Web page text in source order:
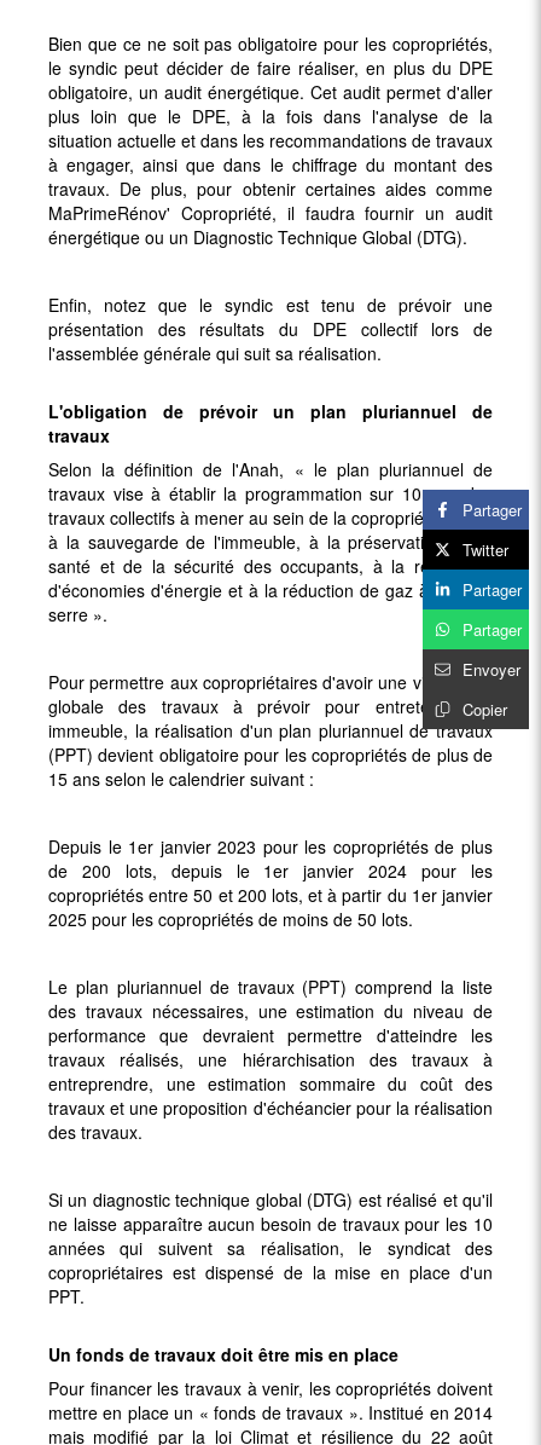
Bien que ce ne soit pas obligatoire pour les copropriétés,
le syndic peut décider de faire réaliser, en plus du DPE
obligatoire, un audit énergétique. Cet audit permet d'aller
plus loin que le DPE, à la fois dans l'analyse de la
situation actuelle et dans les recommandations de travaux
à engager, ainsi que dans le chiffrage du montant des
travaux. De plus, pour obtenir certaines aides comme
MaPrimeRénov' Copropriété, il faudra fournir un audit
énergétique ou un Diagnostic Technique Global (DTG).
Enfin, notez que le syndic est tenu de prévoir une
présentation des résultats du DPE collectif lors de
l'assemblée générale qui suit sa réalisation.
L'obligation de prévoir un plan pluriannuel de
travaux
Selon la définition de l'Anah, « le plan pluriannuel de
travaux vise à établir la programmation sur 10 ans des
travaux collectifs à mener au sein de la copropriété, visant
à la sauvegarde de l'immeuble, à la préservation de la
santé et de la sécurité des occupants, à la réalisation
d'économies d'énergie et à la réduction de gaz à effet de
serre ».
Pour permettre aux copropriétaires d'avoir une vision plus
globale des travaux à prévoir pour entretenir leur
immeuble, la réalisation d'un plan pluriannuel de travaux
(PPT) devient obligatoire pour les copropriétés de plus de
15 ans selon le calendrier suivant :
Depuis le 1er janvier 2023 pour les copropriétés de plus
de 200 lots, depuis le 1er janvier 2024 pour les
copropriétés entre 50 et 200 lots, et à partir du 1er janvier
2025 pour les copropriétés de moins de 50 lots.
Le plan pluriannuel de travaux (PPT) comprend la liste
des travaux nécessaires, une estimation du niveau de
performance que devraient permettre d'atteindre les
travaux réalisés, une hiérarchisation des travaux à
entreprendre, une estimation sommaire du coût des
travaux et une proposition d'échéancier pour la réalisation
des travaux.
Si un diagnostic technique global (DTG) est réalisé et qu'il
ne laisse apparaître aucun besoin de travaux pour les 10
années qui suivent sa réalisation, le syndicat des
copropriétaires est dispensé de la mise en place d'un
PPT.
Un fonds de travaux doit être mis en place
Pour financer les travaux à venir, les copropriétés doivent
mettre en place un « fonds de travaux ». Institué en 2014
mais modifié par la loi Climat et résilience du 22 août
Partager
Twitter
Partager
Partager
Envoyer
Copier